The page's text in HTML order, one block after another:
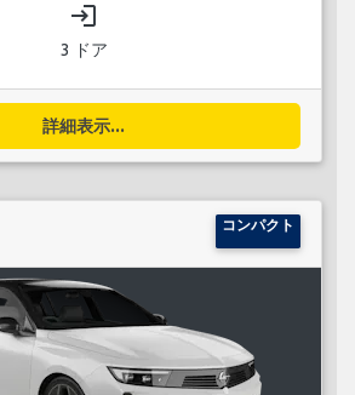
login
3 ドア
詳細表示...
コンパクト